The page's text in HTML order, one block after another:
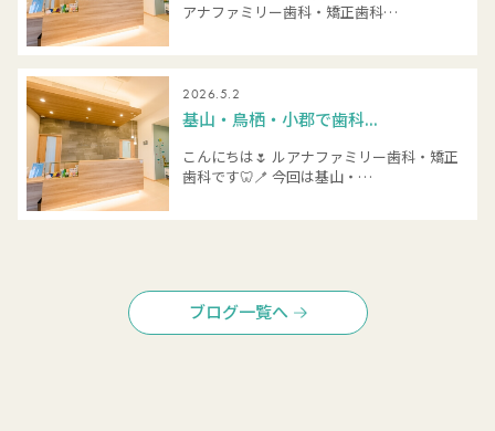
アナファミリー歯科・矯正歯科…
2026.5.2
基山・鳥栖・小郡で歯科...
こんにちは🌷 ルアナファミリー歯科・矯正
歯科です🦷🪥 今回は基山・…
ブログ一覧へ